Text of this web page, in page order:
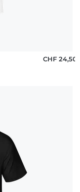
CHF 24,50